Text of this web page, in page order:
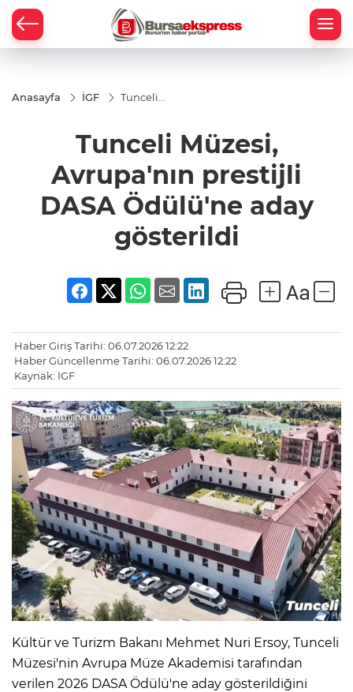
Anasayfa İGF
Tunceli
prestijli
DASA
aday
gösterildi
Tunceli Müzesi,
Avrupa'nın prestijli
DASA Ödülü'ne aday
gösterildi
Haber Giriş Tarihi: 06.07.2026 12:22
Haber Güncellenme Tarihi: 06.07.2026 12:22
Kaynak: IGF
Kültür ve Turizm Bakanı Mehmet Nuri Ersoy, Tunceli
Müzesi'nin Avrupa Müze Akademisi tarafından
verilen 2026 DASA Ödülü'ne aday gösterildiğini